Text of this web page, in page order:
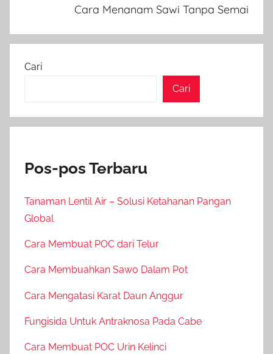
Cara Menanam Sawi Tanpa Semai
Cari
Cari
Pos-pos Terbaru
Tanaman Lentil Air – Solusi Ketahanan Pangan
Global
Cara Membuat POC dari Telur
Cara Membuahkan Sawo Dalam Pot
Cara Mengatasi Karat Daun Anggur
Fungisida Untuk Antraknosa Pada Cabe
Cara Membuat POC Urin Kelinci